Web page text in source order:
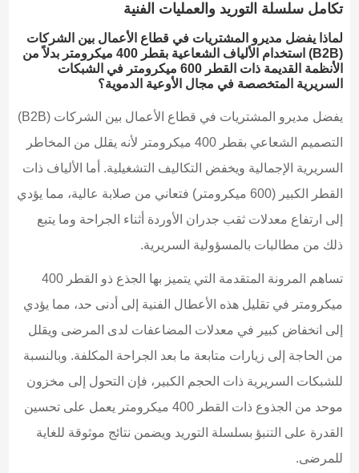
تكامل سلسلة التوريد والعمليات الفنية
لماذا يفضل مديرو المشتريات في قطاع الأعمال بين الشركات
(B2B) استخدام الألياف الشعاعية بقطر 400 ميكرومتر بدلاً من
الأنظمة القديمة ذات القطر 600 ميكرومتر في الشبكات
السريرية المتخصصة في مجال الأوعية الدموية؟
يفضل مديرو المشتريات في قطاع الأعمال بين الشركات (B2B)
التصميم الشعاعي بقطر 400 ميكرومتر لأنه يقلل من المخاطر
السريرية الإجمالية ويخفض التكاليف التشغيلية. أما الألياف ذات
القطر الكبير (600 ميكرومتر) فتعاني من صلابة عالية، مما يؤدي
إلى ارتفاع معدلات ثقب جدران الأوردة أثناء الجراحة وما يتبع
ذلك من مطالبات بالمسؤولية السريرية.
تساهم المرونة المتقدمة التي يتميز بها الجذع ذو القطر 400
ميكرومتر في تقليل هذه الأعطال الفنية إلى أدنى حد، مما يؤدي
إلى انخفاض كبير في معدلات المضاعفات لدى المرضى ويقلل
من الحاجة إلى زيارات متابعة ما بعد الجراحة المكلفة. وبالنسبة
للشبكات السريرية ذات الحجم الكبير، فإن التحول إلى مخزون
موحد من الجذوع ذات القطر 400 ميكرومتر يعمل على تحسين
القدرة على التنبؤ بسلسلة التوريد ويضمن نتائج موثوقة للغاية
للمرضى.